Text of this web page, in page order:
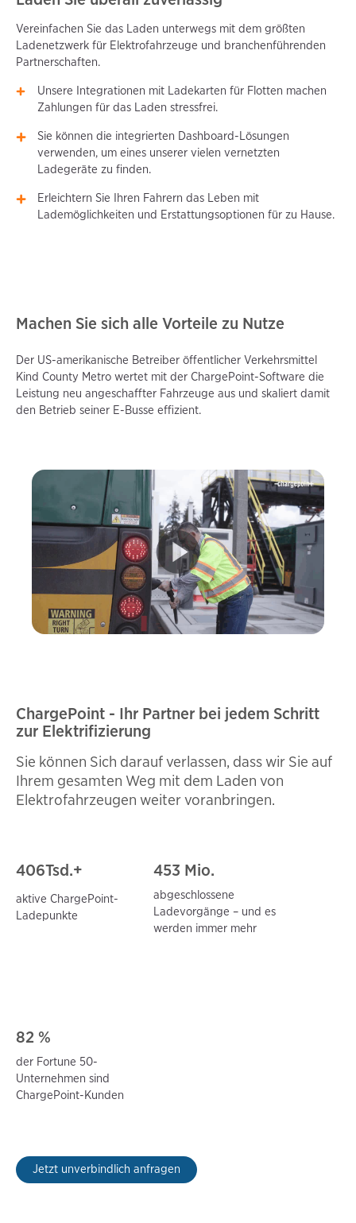
Vereinfachen Sie das Laden unterwegs mit dem größten
Ladenetzwerk für Elektrofahrzeuge und branchenführenden
Partnerschaften.
Unsere Integrationen mit Ladekarten für Flotten machen
Zahlungen für das Laden stressfrei.
Sie können die integrierten Dashboard-Lösungen
verwenden, um eines unserer vielen vernetzten
Ladegeräte zu finden.
Erleichtern Sie Ihren Fahrern das Leben mit
Lademöglichkeiten und Erstattungsoptionen für zu Hause.
Machen Sie sich alle Vorteile zu Nutze
Der US-amerikanische Betreiber öffentlicher Verkehrsmittel
Kind County Metro wertet mit der ChargePoint-Software die
Leistung neu angeschaffter Fahrzeuge aus und skaliert damit
den Betrieb seiner E-Busse effizient.
ChargePoint - Ihr Partner bei jedem Schritt
zur Elektrifizierung
Sie können Sich darauf verlassen, dass wir Sie auf
Ihrem gesamten Weg mit dem Laden von
Elektrofahrzeugen weiter voranbringen.
406Tsd.+
aktive ChargePoint-
Ladepunkte
453 Mio.
abgeschlossene
Ladevorgänge – und es
werden immer mehr
82 %
der Fortune 50-
Unternehmen sind
ChargePoint-Kunden
Jetzt unverbindlich anfragen